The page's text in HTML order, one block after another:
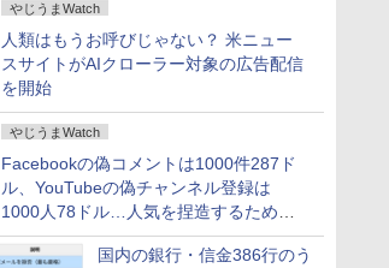
どいい【ぼっち・ざ・ろー
ど！その14】
やじうまWatch
人類はもうお呼びじゃない？ 米ニュー
スサイトがAIクローラー対象の広告配信
を開始
やじうまWatch
Facebookの偽コメントは1000件287ド
ル、YouTubeの偽チャンネル登録は
1000人78ドル…人気を捏造するための
価格リストが公開中
国内の銀行・信金386行のう